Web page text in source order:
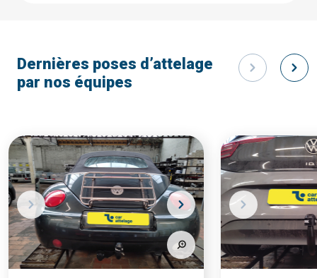
Dernières poses d’attelage
par nos équipes